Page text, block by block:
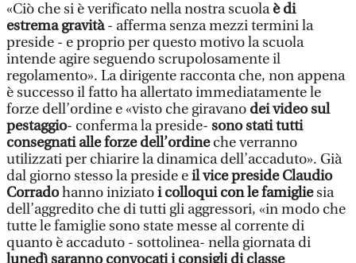
«Ciò che si è verificato nella nostra scuolaè di
estrema gravità- afferma senza mezzi termini la
preside - e proprio per questo motivo la scuola
intende agire seguendo scrupolosamente il
regolamento». La dirigente racconta che, non appena
è successo il fatto ha allertato immediatamente le
forze dell’ordine e «visto che giravano dei video sul
pestaggio- conferma la preside- sono stati tutti
consegnati alle forze dell’ordineche verranno
utilizzati per chiarire la dinamica dell’accaduto». Già
dal giorno stesso la preside eil vice preside Claudio
Corradohanno iniziatoi colloqui con le famigliesia
dell’aggredito che di tutti gli aggressori, «in modo che
tutte le famiglie sono state messe al corrente di
quanto è accaduto - sottolinea- nella giornata di
lunedì saranno convocati i consigli di classe